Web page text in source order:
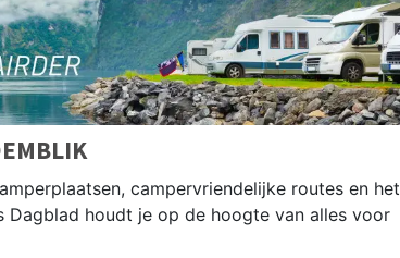
campervriendelijke routes en het
houdt je op de hoogte van alles voor